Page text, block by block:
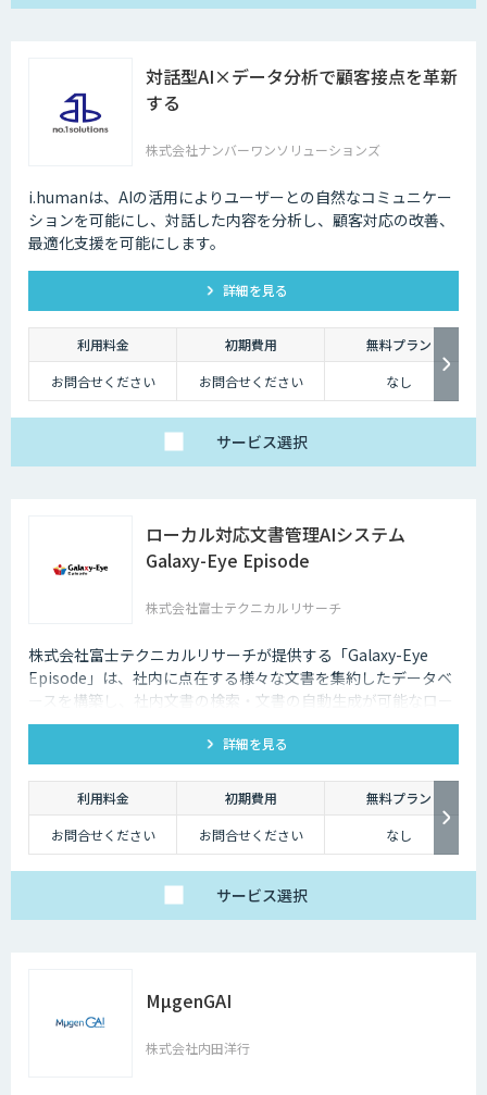
対話型AI×データ分析で顧客接点を革新
する
株式会社ナンバーワンソリューションズ
i.humanは、AIの活用によりユーザーとの自然なコミュニケー
ションを可能にし、対話した内容を分析し、顧客対応の改善、
最適化支援を可能にします。
詳細を見る
利用料金 初期費用
無料プラン
お問合せください
お問合せください なし
サービス選択
ローカル対応文書管理AIシステム
Galaxy-Eye Episode
株式会社富士テクニカルリサーチ
株式会社富士テクニカルリサーチが提供する「Galaxy-Eye
Episode」は、社内に点在する様々な文書を集約したデータベ
ースを構築し、社内文書の検索・文書の自動生成が可能なロー
カル対応文書管理AIシステムです。
詳細を見る
利用料金 初期費用
無料プラン
お問合せください
お問合せください なし
サービス選択
MµgenGAI
株式会社内田洋行